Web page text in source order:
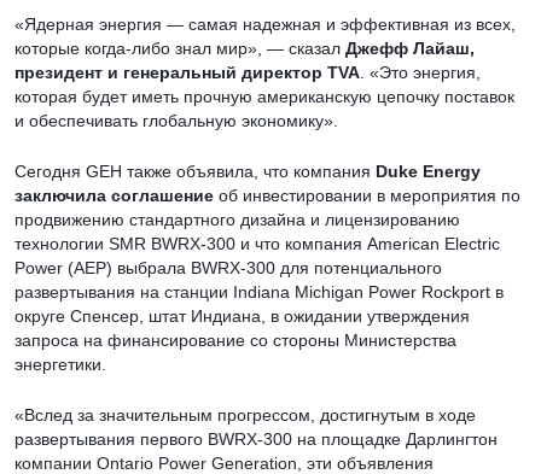
«Ядерная энергия — самая надежная и эффективная из всех,
которые когда-либо знал мир», — сказал Джефф Лайаш,
президент и генеральный директор TVA . «Это энергия,
которая будет иметь прочную американскую цепочку поставок
и обеспечивать глобальную экономику».
Сегодня GEH также объявила, что компания Duke Energy
заключила соглашение об инвестировании в мероприятия по
продвижению стандартного дизайна и лицензированию
технологии SMR BWRX-300 и что компания American Electric
Power (AEP) выбрала BWRX-300 для потенциального
развертывания на станции Indiana Michigan Power Rockport в
округе Спенсер, штат Индиана, в ожидании утверждения
запроса на финансирование со стороны Министерства
энергетики.
«Вслед за значительным прогрессом, достигнутым в ходе
развертывания первого BWRX-300 на площадке Дарлингтон
компании Ontario Power Generation, эти объявления